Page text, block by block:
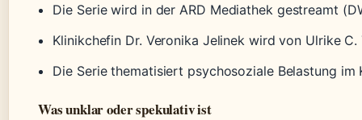
Die Serie wird in der ARD Mediathek gestreamt
Klinikchefin Dr. Veronika Jelinek wird von Ulrike
Die Serie thematisiert psychosoziale Belastung im
Was unklar oder spekulativ ist